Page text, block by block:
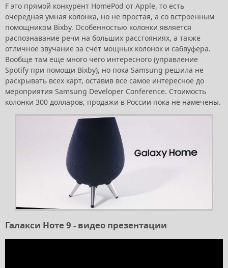
F это прямой конкурент HomePod от Apple, то есть
очередная умная колонка, но не простая, а со встроенным
помощником Bixby. Особенностью колонки является
распознавание речи на больших расстояниях, а также
отличное звучание за счет мощных колонок и сабвуфера.
Вообще там еще много чего интересного (управление
Spotify при помощи Bixby), но пока Samsung решила не
раскрывать всех карт, оставив все самое интересное до
мероприятия Samsung Developer Conference. Стоимость
колонки 300 долларов, продажи в России пока не намечены.
Галакси Ноте 9 - видео презентации